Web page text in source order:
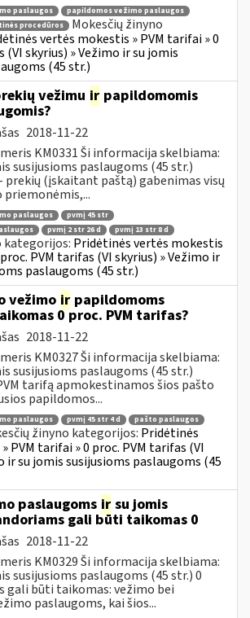
paslaugos
papildomos vežimo paslaugos
procedūros
Mokesčių žinyno
vertės mokestis » PVM tarifai » 0
(VI skyrius) » Vežimo ir su jomis
(45 str.)
vežimu ir papildomomis
2018-11-22
KM0331 Ši informacija skelbiama:
susijusioms paslaugoms (45 str.)
prekių (įskaitant paštą) gabenimas visų
paslaugos
pvmį 45 str
pvmį 2 str 26 d pvmį 13 str 8 d
kategorijos: Pridėtinės vertės mokestis
PVM tarifas (VI skyrius) » Vežimo ir
paslaugoms (45 str.)
vežimo ir papildomoms
0 proc. PVM tarifas?
2018-11-22
KM0327 Ši informacija skelbiama:
susijusioms paslaugoms (45 str.)
tarifą apmokestinamos šios pašto
papildomos...
paslaugos pvmį 45 str 4 d
pašto paslaugos
žinyno kategorijos: Pridėtinės
PVM tarifai » 0 proc. PVM tarifas (VI
ir su jomis susijusioms paslaugoms (45
paslaugoms ir su jomis
gali būti taikomas 0
2018-11-22
KM0329 Ši informacija skelbiama:
susijusioms paslaugoms (45 str.) 0
gali būti taikomas: vežimo bei
paslaugoms, kai šios...